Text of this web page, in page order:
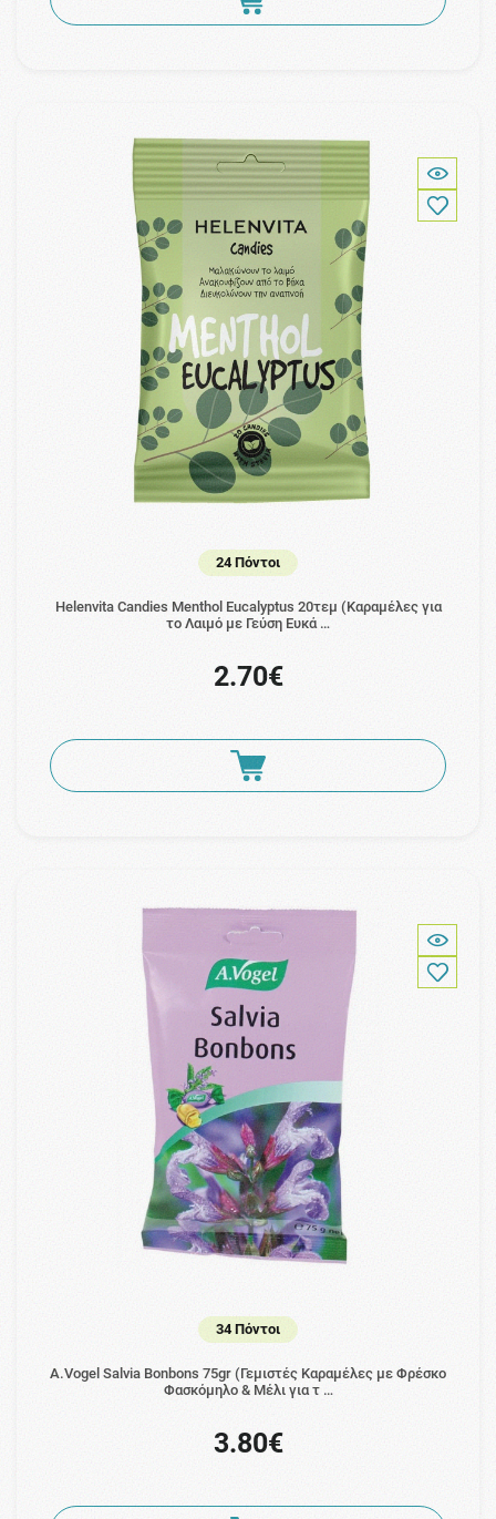
24 Πόντοι
Helenvita Candies Menthol Eucalyptus 20τεμ (Καραμέλες για
το Λαιμό με Γεύση Ευκά …
2.70€
34 Πόντοι
A.Vogel Salvia Bonbons 75gr (Γεμιστές Καραμέλες με Φρέσκο
Φασκόμηλο & Μέλι για τ …
3.80€